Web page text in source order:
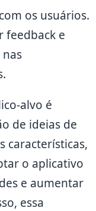
os usuários.
feedback e
alvo é
de ideias de
características,
o aplicativo
e aumentar
essa